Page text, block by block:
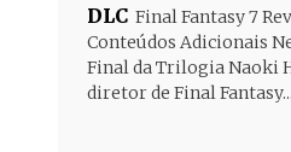
DLC Final Fantasy 7
Conteúdos Adicionais
Final da Trilogia Naoki
diretor de Final Fantasy...